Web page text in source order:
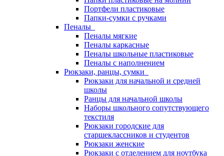
Портфели пластиковые
Папки-сумки с ручками
Пеналы
Пеналы мягкие
Пеналы каркасные
Пеналы школьные пластиковые
Пеналы с наполнением
Рюкзаки, ранцы, сумки
Рюкзаки для начальной и средней
школы
Ранцы для начальной школы
Наборы школьного сопутствующего
текстиля
Рюкзаки городские для
старшеклассников и студентов
Рюкзаки женские
Рюкзаки с отделением для ноутбука